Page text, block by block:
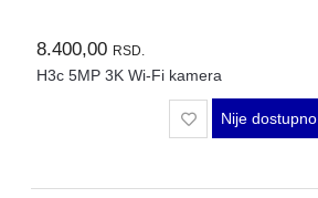
8.400,00 RSD.
H3c 5MP 3K Wi-Fi kamera
Nije dostupno